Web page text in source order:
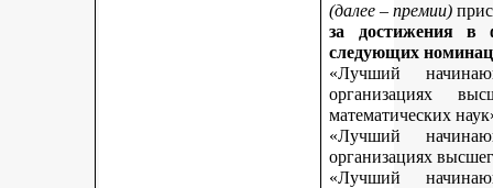
(далее – премии)
за достижения в
следующих
«Лучший
организациях
математических
«Лучший
организациях
«Лучший